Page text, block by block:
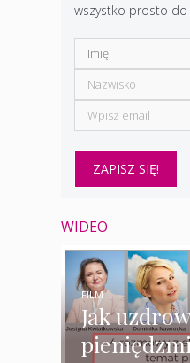
wszystko prosto do
WIDEO
Jak
FILM